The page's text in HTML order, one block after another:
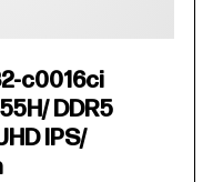
c0016ci
DDR5
IPS/